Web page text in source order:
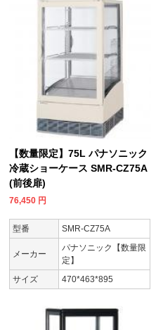
【数量限定】75L パナソニック
冷蔵ショーケース SMR-CZ75A
(前後扉)
76,450 円
型番 SMR-CZ75A
メーカー
パナソニック【数量限
定】
サイズ
470*463*895